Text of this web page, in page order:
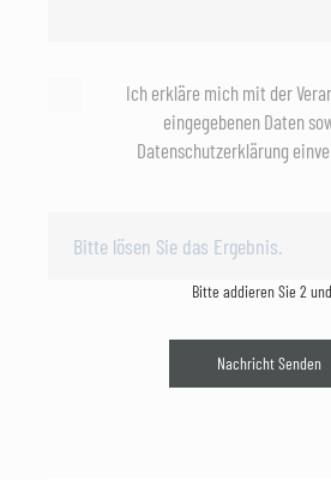
Ich erkläre mich mit der
eingegebenen Daten
Datenschutzerklärung
Bitte addieren Sie 2
Nachricht Senden